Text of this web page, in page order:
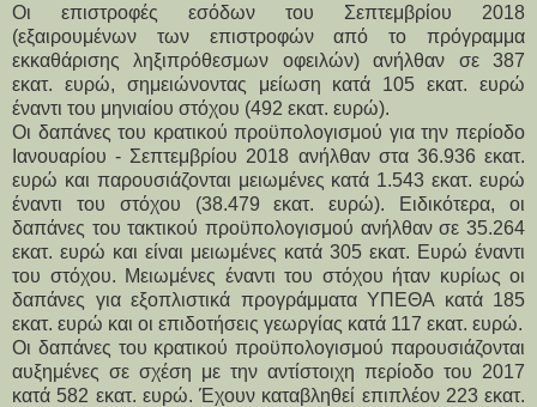
Οι επιστροφές εσόδων του Σεπτεμβρίου 2018
(εξαιρουμένων των επιστροφών από το πρόγραμμα
εκκαθάρισης ληξιπρόθεσμων οφειλών) ανήλθαν σε 387
εκατ. ευρώ, σημειώνοντας μείωση κατά 105 εκατ. ευρώ
έναντι του μηνιαίου στόχου (492 εκατ. ευρώ).
Οι δαπάνες του κρατικού προϋπολογισμού για την περίοδο
Ιανουαρίου - Σεπτεμβρίου 2018 ανήλθαν στα 36.936 εκατ.
ευρώ και παρουσιάζονται μειωμένες κατά 1.543 εκατ. ευρώ
έναντι του στόχου (38.479 εκατ. ευρώ). Ειδικότερα, οι
δαπάνες του τακτικού προϋπολογισμού ανήλθαν σε 35.264
εκατ. ευρώ και είναι μειωμένες κατά 305 εκατ. Ευρώ έναντι
του στόχου. Μειωμένες έναντι του στόχου ήταν κυρίως οι
δαπάνες για εξοπλιστικά προγράμματα ΥΠΕΘΑ κατά 185
εκατ. ευρώ και οι επιδοτήσεις γεωργίας κατά 117 εκατ. ευρώ.
Οι δαπάνες του κρατικού προϋπολογισμού παρουσιάζονται
αυξημένες σε σχέση με την αντίστοιχη περίοδο του 2017
κατά 582 εκατ. ευρώ. Έχουν καταβληθεί επιπλέον 223 εκατ.